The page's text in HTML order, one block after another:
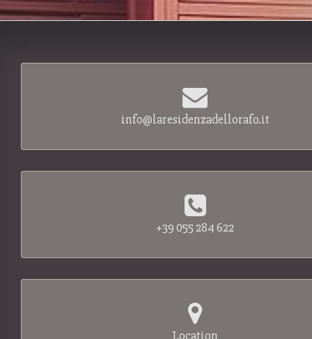
info@laresidenzadellorafo.it
+39 055 284 622
Location